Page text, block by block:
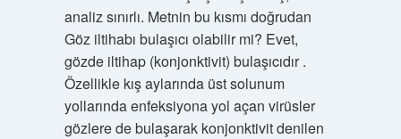
analiz sınırlı. Metnin bu kısmı doğrudan
Göz iltihabı bulaşıcı olabilir mi? Evet,
gözde iltihap (konjonktivit) bulaşıcıdır .
Özellikle kış aylarında üst solunum
yollarında enfeksiyona yol açan virüsler
gözlere de bulaşarak konjonktivit denilen